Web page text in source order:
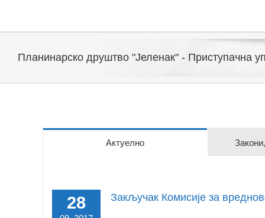
Планинарско друштво "Јеленак" - Приступачна
Актуелно
28 Закључак Комисије за